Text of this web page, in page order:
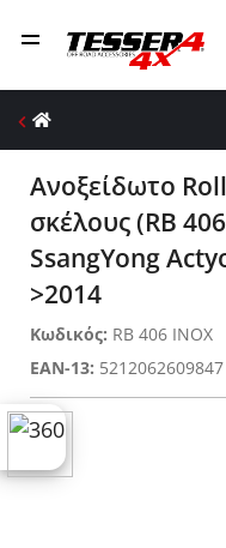
Ανοξείδωτο
σκέλους (RB
SsangYong
>2014
Κωδικός: RB 406 INOX
EAN-13: 5212062609847